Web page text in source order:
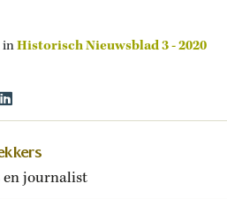
inHistorisch Nieuwsblad 3 - 2020
journalist